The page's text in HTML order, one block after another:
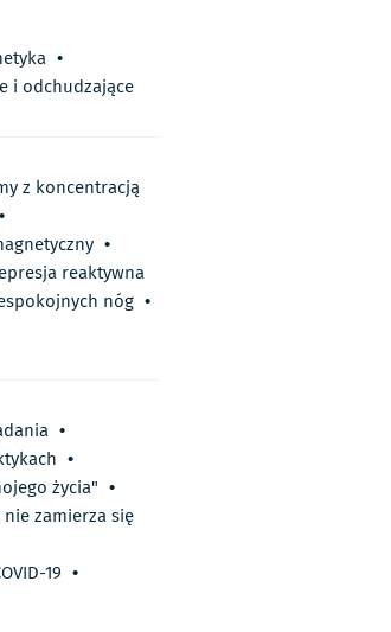
•
i odchudzające
z koncentracją
•
•
reaktywna
nóg •
•
•
życia" •
zamierza się
19 •